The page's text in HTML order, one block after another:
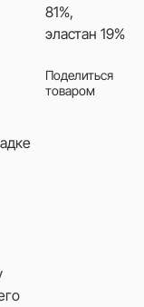
81%,
эластан 19%
Поделиться
товаром